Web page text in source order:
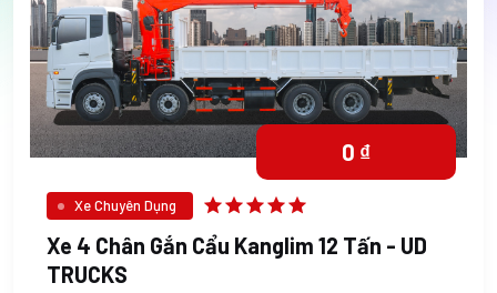
0 ₫
Xe Chuyên Dụng
Xe 4 Chân Gắn Cẩu Kanglim 12 Tấn - UD
TRUCKS